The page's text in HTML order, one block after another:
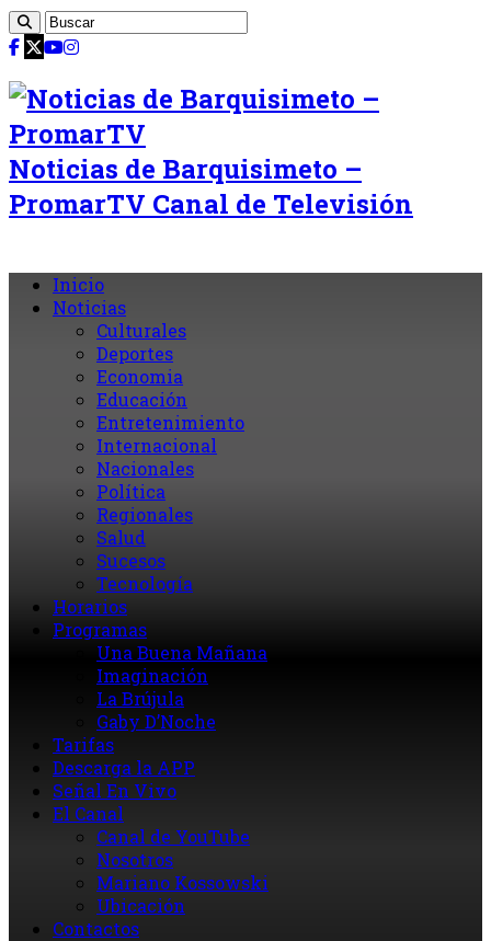
Noticias de Barquisimeto –
PromarTV Canal de Televisión
Inicio
Noticias
Culturales
Deportes
Economia
Educación
Entretenimiento
Internacional
Nacionales
Política
Regionales
Salud
Sucesos
Tecnología
Horarios
Programas
Una Buena Mañana
Imaginación
La Brújula
Gaby D’Noche
Tarifas
Descarga la APP
Señal En Vivo
El Canal
Canal de YouTube
Nosotros
Mariano Kossowski
Ubicación
Contactos